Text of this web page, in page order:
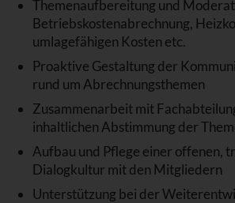
Themenaufbereitung und
Betriebskostenabrechnung,
umlagefähigen Kosten etc.
Proaktive Gestaltung der
rund um Abrechnungsthemen
Zusammenarbeit mit
inhaltlichen Abstimmung der
Aufbau und Pflege einer offenen,
Dialogkultur mit den Mitgliedern
Unterstützung bei der